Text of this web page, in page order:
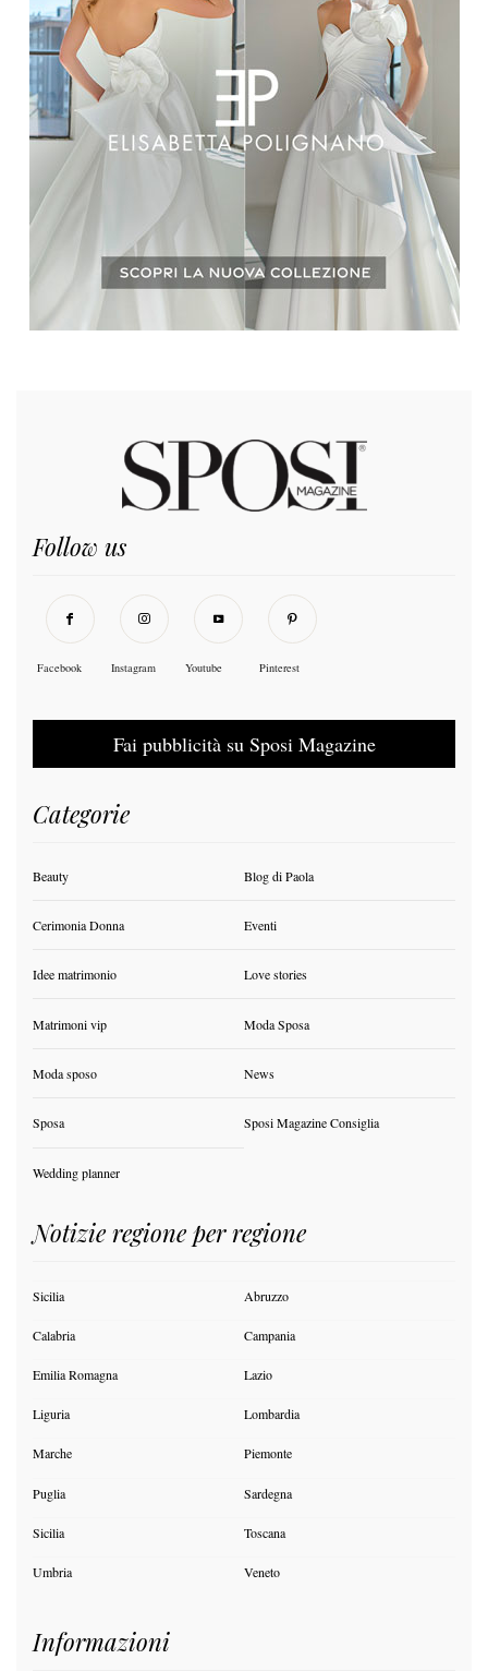
Follow us
Facebook Instagram Youtube Pinterest
Fai pubblicità su Sposi Magazine
Categorie
Beauty Blog di Paola
Cerimonia Donna Eventi
Idee matrimonio Love stories
Matrimoni vip Moda Sposa
Moda sposo News
Sposa Sposi Magazine Consiglia
Wedding planner
Notizie regione per regione
Sicilia Abruzzo
Calabria Campania
Emilia Romagna Lazio
Liguria Lombardia
Marche Piemonte
Puglia Sardegna
Sicilia Toscana
Umbria Veneto
Informazioni